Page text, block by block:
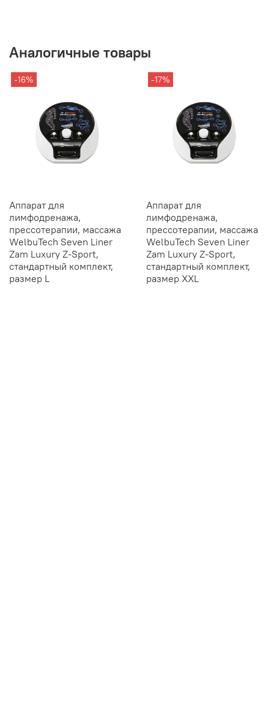
Аналогичные товары
-16%
Аппарат для
лимфодренажа,
прессотерапии, массажа
WelbuTech Seven Liner
Zam Luxury Z-Sport,
стандартный комплект,
размер L
-17%
Аппарат для
лимфодренажа,
прессотерапии, массажа
WelbuTech Seven Liner
Zam Luxury Z-Sport,
стандартный комплект,
размер XXL